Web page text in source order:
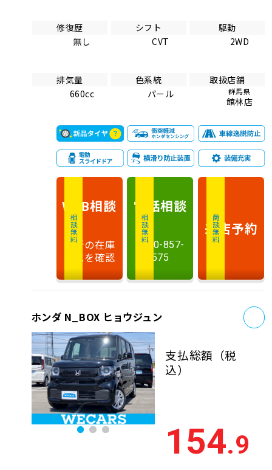
修復歴
無し
シフト
CVT
駆動
2WD
排気量
660cc
色系統
パール
取扱店舗
群馬県
館林店
相談無料
WEB相談
最新の在庫
状況を確認
相談無料
電話相談
0120-857-
575
商談無料
来店予約
ホンダ N_BOX ヒョウジュン
支払総額 （税
込）
154.9